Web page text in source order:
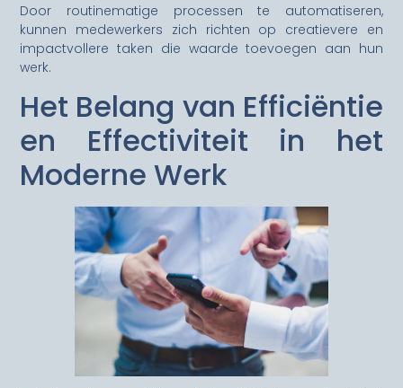
Door routinematige processen te automatiseren,
kunnen medewerkers zich richten op creatievere en
impactvollere taken die waarde toevoegen aan hun
werk.
Het Belang van Efficiëntie
en Effectiviteit in het
Moderne Werk